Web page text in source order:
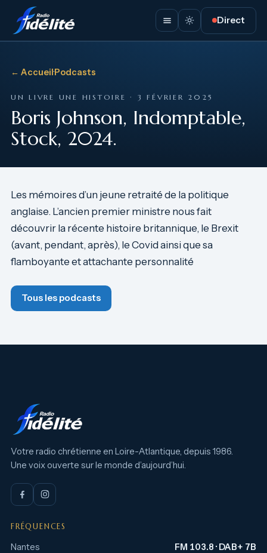
Direct
← Accueil·Podcasts
UN LIVRE UNE HISTOIRE · 3 FÉVRIER 2025
Boris Johnson, Indomptable,
Stock, 2024.
Les mémoires d’un jeune retraité de la politique
anglaise. L’ancien premier ministre nous fait
découvrir la récente histoire britannique, le Brexit
(avant, pendant, après), le Covid ainsi que sa
flamboyante et attachante personnalité
Tous les podcasts
Votre radio chrétienne en Loire-Atlantique, depuis 1986.
Une voix ouverte sur le monde d’aujourd’hui.
FRÉQUENCES
Nantes FM 103.8 · DAB+ 7B